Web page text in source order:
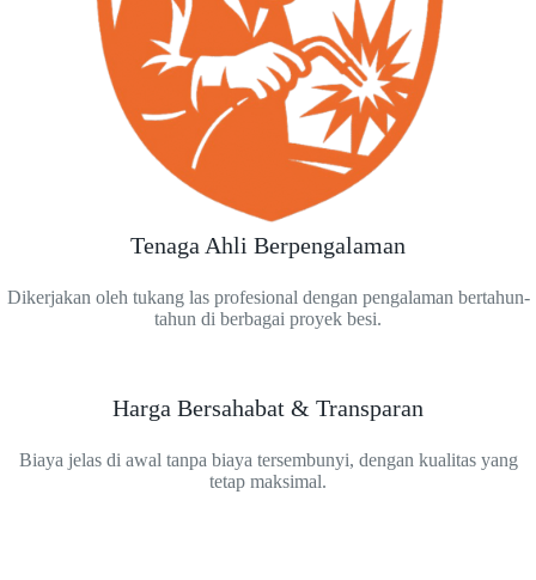
Tenaga Ahli Berpengalaman
Dikerjakan oleh tukang las profesional dengan pengalaman bertahun-
tahun di berbagai proyek besi.
Harga Bersahabat & Transparan
Biaya jelas di awal tanpa biaya tersembunyi, dengan kualitas yang
tetap maksimal.